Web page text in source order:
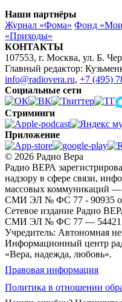
Наши партнёры
Журнал «Фома» Фонд «Мои
«Приходы»
КОНТАКТЫ
107553, г. Москва, ул. Б.
Главный редактор:
info@radiovera.ru, +7 (495)
Социальные сети
Стриминги
Приложение
© 2026 Радио Вера
Радио ВЕРА
надзору в сфере связи,
массовых коммуникаций —
СМИ ЭЛ № ФС 77 - 90935 от
Сетевое издание Радио
СМИ ЭЛ № ФС 77 —
Учредитель: Автономная
Информационный центр
«Вера, надежда, любовь».
Правовая информация
Политика в отношении